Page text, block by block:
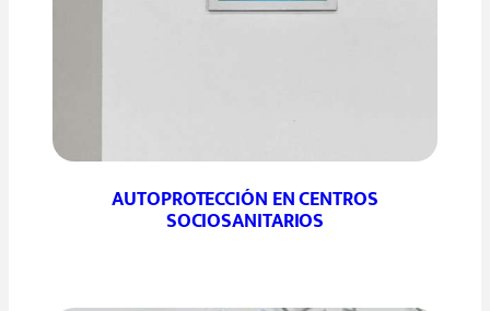
AUTOPROTECCIÓN EN CENTROS
SOCIOSANITARIOS